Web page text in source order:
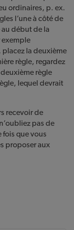
ordinaires, p. ex.
l’une à côté de
au début de la
exemple
la deuxième
règle, regardez
règle
lequel devrait
recevoir de
pas de
fois que vous
proposer aux